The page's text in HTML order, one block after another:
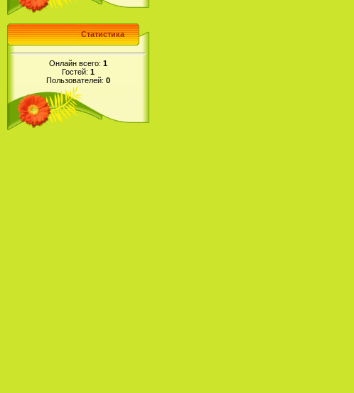
Статистика
Онлайн всего: 1
Гостей: 1
Пользователей: 0